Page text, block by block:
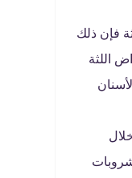
فإن ذلك
اللثة